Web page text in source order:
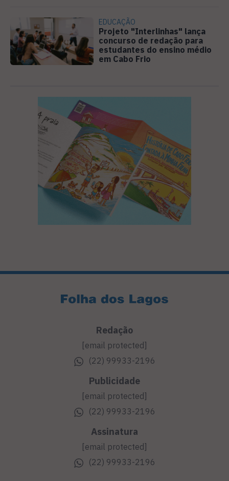
EDUCAÇÃO
Projeto "Interlinhas" lança
concurso de redação para
estudantes do ensino médio
em Cabo Frio
Redação
[email protected]
(22) 99933-2196
Publicidade
[email protected]
(22) 99933-2196
Assinatura
[email protected]
(22) 99933-2196